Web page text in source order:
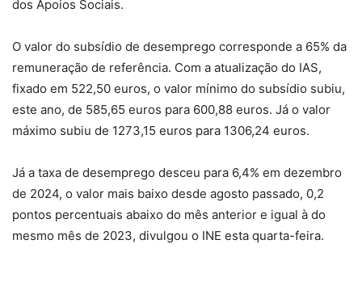
dos Apoios Sociais.
O valor do subsídio de desemprego corresponde a 65% da
remuneração de referência. Com a atualização do IAS,
fixado em 522,50 euros, o valor mínimo do subsídio subiu,
este ano, de 585,65 euros para 600,88 euros. Já o valor
máximo subiu de 1273,15 euros para 1306,24 euros.
Já a taxa de desemprego desceu para 6,4% em dezembro
de 2024, o valor mais baixo desde agosto passado, 0,2
pontos percentuais abaixo do mês anterior e igual à do
mesmo mês de 2023, divulgou o INE esta quarta-feira.